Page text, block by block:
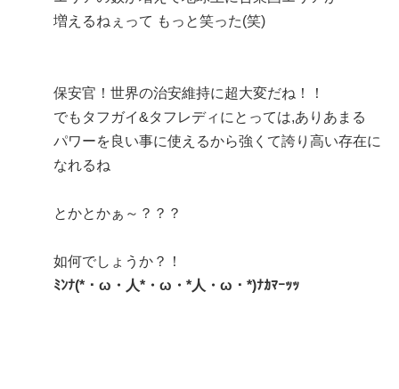
増えるねぇって もっと笑った(笑)
保安官！世界の治安維持に超大変だね！！
でもタフガイ&タフレディにとっては,ありあまる
パワーを良い事に使えるから強くて誇り高い存在に
なれるね
とかとかぁ～？？？
如何でしょうか？！
ﾐﾝﾅ(*・ω・人*・ω・*人・ω・*)ﾅｶﾏｰｯｯ